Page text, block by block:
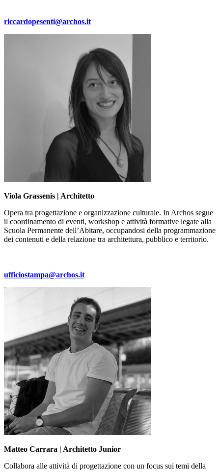
riccardopesenti@archos.it
Viola Grassenis | Architetto
Opera tra progettazione e organizzazione culturale. In Archos segue
il coordinamento di eventi, workshop e attività formative legate alla
Scuola Permanente dell’Abitare, occupandosi della programmazione
dei contenuti e della relazione tra architettura, pubblico e territorio.
ufficiostampa@archos.it
Matteo Carrara | Architetto Junior
Collabora alle attività di progettazione con un focus sui temi della